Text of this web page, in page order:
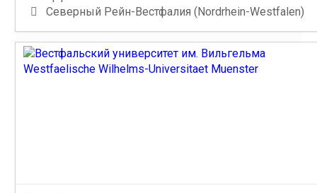
Северный Рейн-Вестфалия (Nordrhein-Westfalen)